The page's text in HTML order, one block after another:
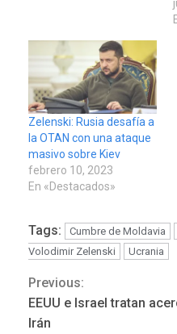
Zelenski: Rusia desafía a
la OTAN con una ataque
masivo sobre Kiev
febrero 10, 2023
En «Destacados»
Tags: Cumbre de Moldavia
Volodimir Zelenski
Ucrania
Continue
Reading
Previous:
EEUU e Israel tratan
Irán